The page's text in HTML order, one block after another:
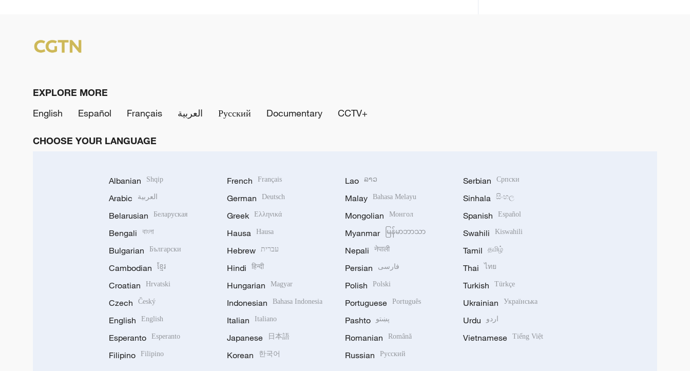
EXPLORE MORE
English
Español Français العربية Русский Documentary CCTV+
CHOOSE YOUR LANGUAGE
Albanian Shqip
Arabic العربية
Belarusian Беларуская
Bengali বাংলা
Bulgarian Български
Cambodian ខ្មែរ
Croatian Hrvatski
Czech Český
English English
Esperanto Esperanto
Filipino Filipino
French Français
German Deutsch
Greek Ελληνικά
Hausa Hausa
Hebrew עברית
Hindi हिन्दी
Hungarian Magyar
Indonesian Bahasa Indonesia
Italian Italiano
Japanese 日本語
Korean 한국어
Lao ລາວ
Malay Bahasa Melayu
Mongolian Монгол
Myanmar မြန်မာဘာသာ
Nepali नेपाली
Persian فارسی
Polish Polski
Portuguese Português
Pashto پښتو
Romanian Română
Russian Русский
Serbian Српски
Sinhala සිංහල
Spanish Español
Swahili Kiswahili
Tamil தமிழ்
Thai ไทย
Turkish Türkçe
Ukrainian Українська
Urdu اردو
Vietnamese Tiếng Việt